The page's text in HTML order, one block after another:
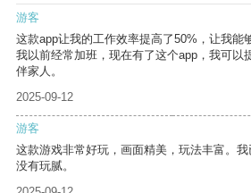
游客
这款app让我的工作效率提高了50%，让我能
我以前经常加班，现在有了这个app，我可以
伴家人。
2025-09-12
游客
这款游戏非常好玩，画面精美，玩法丰富。
没有玩腻。